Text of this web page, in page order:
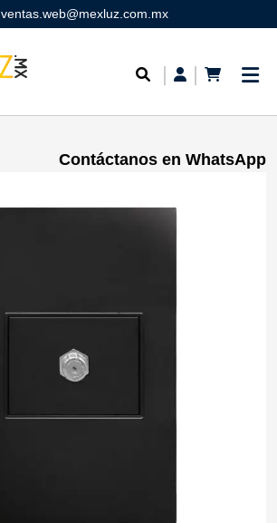
ventas.web@mexluz.com.mx
Contáctanos en WhatsApp